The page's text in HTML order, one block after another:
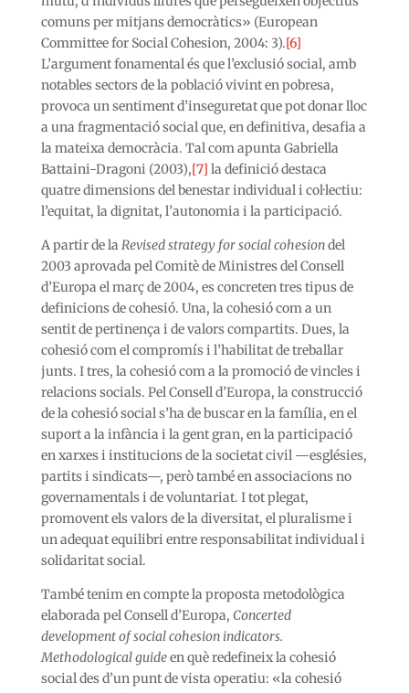
comuns per mitjans democràtics» (European
Committee for Social Cohesion, 2004: 3).[6]
L’argument fonamental és que l’exclusió social, amb
notables sectors de la població vivint en pobresa,
provoca un sentiment d’inseguretat que pot donar lloc
a una fragmentació social que, en definitiva, desafia a
la mateixa democràcia. Tal com apunta Gabriella
Battaini-Dragoni (2003),[7] la definició destaca
quatre dimensions del benestar individual i col·lectiu:
l’equitat, la dignitat, l’autonomia i la participació.
A partir de la Revised strategy for social cohesiondel
2003 aprovada pel Comitè de Ministres del Consell
d’Europa el març de 2004, es concreten tres tipus de
definicions de cohesió. Una, la cohesió com a un
sentit de pertinença i de valors compartits. Dues, la
cohesió com el compromís i l’habilitat de treballar
junts. I tres, la cohesió com a la promoció de vincles i
relacions socials. Pel Consell d’Europa, la construcció
de la cohesió social s’ha de buscar en la família, en el
suport a la infància i la gent gran, en la participació
en xarxes i institucions de la societat civil —esglésies,
partits i sindicats—, però també en associacions no
governamentals i de voluntariat. I tot plegat,
promovent els valors de la diversitat, el pluralisme i
un adequat equilibri entre responsabilitat individual i
solidaritat social.
També tenim en compte la proposta metodològica
elaborada pel Consell d’Europa, Concerted
development of social cohesion indicators.
Methodological guideen què redefineix la cohesió
social des d’un punt de vista operatiu: «la cohesió